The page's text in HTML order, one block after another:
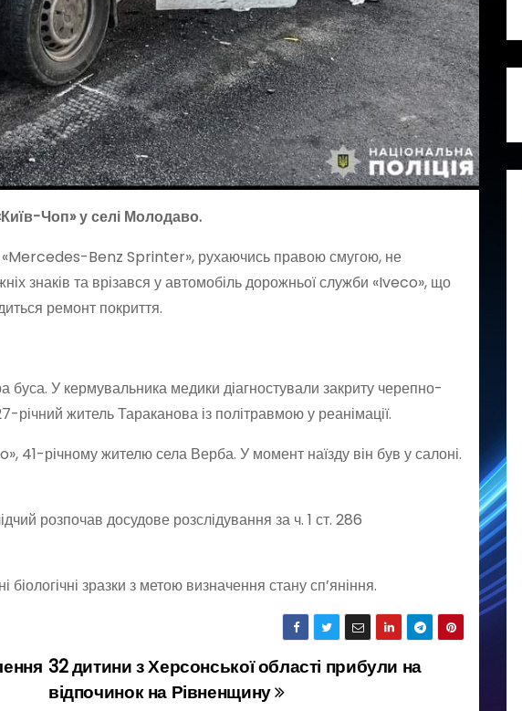
Чоп» у селі Молодаво.
«Mercedes-Benz Sprinter», рухаючись правою смугою, не
знаків та врізався у автомобіль дорожньої служби «Iveco», що
ремонт покриття.
буса. У кермувальника медики діагностували закриту черепно-
житель Тараканова із політравмою у реанімації.
41-річному жителю села Верба. У момент наїзду він був у салоні.
розпочав досудове розслідування за ч. 1 ст. 286
зразки з метою визначення стану сп’яніння.
32 дитини з Херсонської області прибули на
відпочинок на Рівненщину